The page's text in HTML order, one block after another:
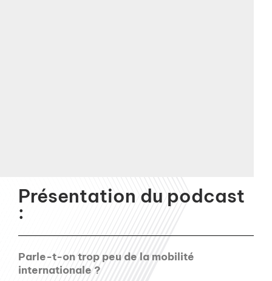
Présentation du podcast
:
Parle-t-on trop peu de la mobilité
internationale ?